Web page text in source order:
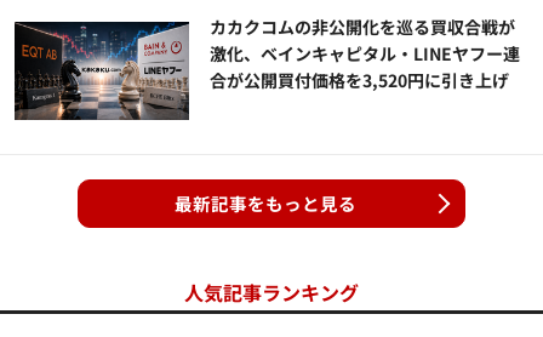
カカクコムの非公開化を巡る買収合戦が
激化、ベインキャピタル・LINEヤフー連
合が公開買付価格を3,520円に引き上げ
最新記事をもっと見る
人気記事ランキング